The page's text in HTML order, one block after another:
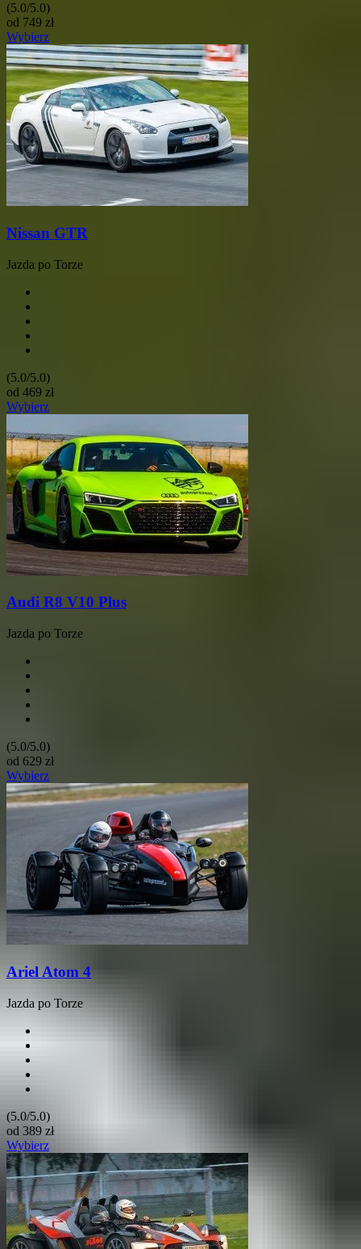
(5.0/5.0)
od 749 zł
Wybierz
Nissan GTR
Jazda po Torze
(5.0/5.0)
od 469 zł
Wybierz
Audi R8 V10 Plus
Jazda po Torze
(5.0/5.0)
od 629 zł
Wybierz
Ariel Atom 4
Jazda po Torze
(5.0/5.0)
od 389 zł
Wybierz